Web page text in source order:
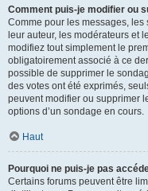
Comment puis-je modifier ou
Comme pour les messages,
leur auteur, les modérateurs et
modifiez tout simplement le
obligatoirement associé à ce
possible de supprimer le
des votes ont été exprimés,
peuvent modifier ou supprimer
options d’un sondage en cours.
Haut
Pourquoi ne puis-je pas
Certains forums peuvent être